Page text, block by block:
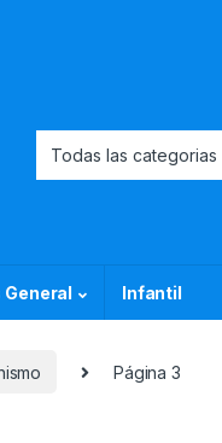
Infantil
Página 3